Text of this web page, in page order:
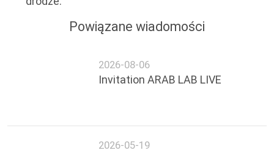
Powiązane wiadomości
2026-08-06
Invitation ARAB LAB LIVE
2026-05-19